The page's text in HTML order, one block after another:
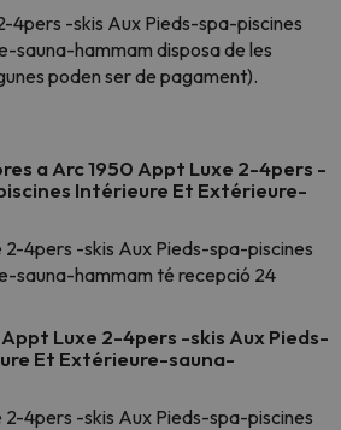
4pers -skis Aux Pieds-spa-piscines
sauna-hammam disposa de les
poden ser de pagament).
a Arc 1950 Appt Luxe 2-4pers -
Intérieure Et Extérieure-
2-4pers -skis Aux Pieds-spa-piscines
sauna-hammam té recepció 24
Luxe 2-4pers -skis Aux Pieds-
Et Extérieure-sauna-
2-4pers -skis Aux Pieds-spa-piscines